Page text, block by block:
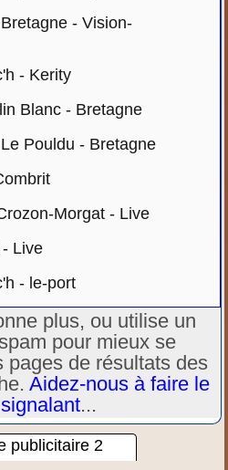
- Vision-
- Kerity
Blanc - Bretagne
Pouldu - Bretagne
Morgat - Live
Live
- le-port
plus, ou utilise un
pour mieux se
pages de résultats des
Aidez-nous à faire le
...
publicitaire 2